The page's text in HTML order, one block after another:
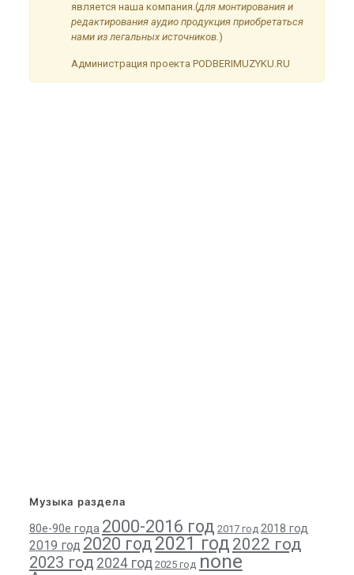
является наша компания.(для монтирования и
редактирования аудио продукция приобретаться
нами из легальных источников.)
Администрация проекта PODBERIMUZYKU.RU
Музыка раздела
80е-90е года 2000-2016 год 2017 год 2018 год
2019 год 2020 год 2021 год 2022 год
2023 год 2024 год 2025 год none